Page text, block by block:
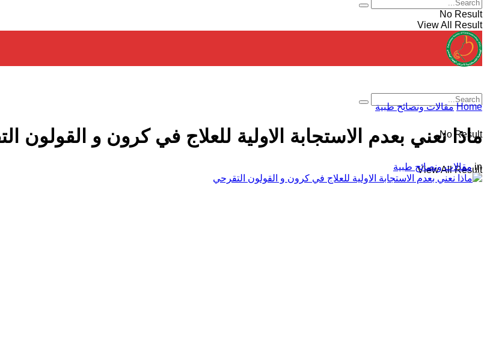
No Result
View All Result
No Result
View All Result
Home مقالات ونصائح طبية
ماذا نعني بعدم الاستجابة الاولية للعلاج في كرون و القولون
in مقالات ونصائح طبية